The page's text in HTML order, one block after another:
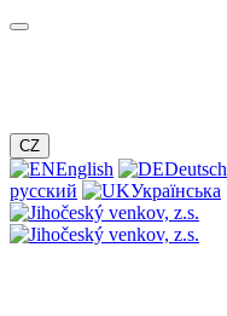
CZ
English Deutsch
русский
Українська